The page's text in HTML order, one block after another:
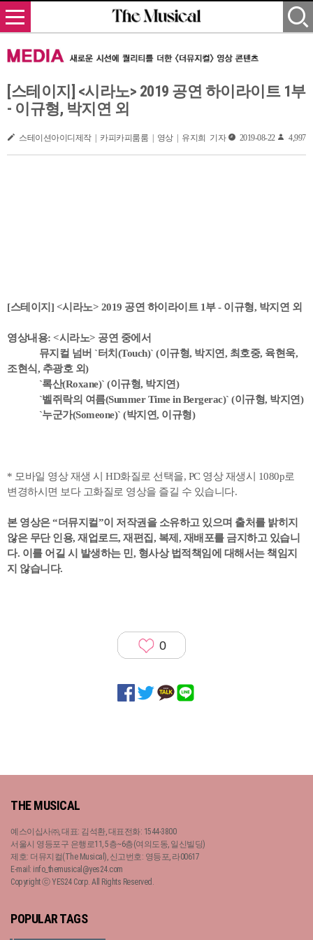
[스테이지] <시라노> 2019 공연 하이라이트 1부
- 이규형, 박지연 외
스테이션아이디제작 | 카피카피룸룸 | 영상 | 유지희 기자 2019-08-22 4,997
[스테이지] <시라노> 2019 공연 하이라이트 1부 - 이규형, 박지연 외
영상내용: <시라노> 공연 중에서
뮤지컬 넘버 `터치(Touch)` (이규형, 박지연, 최호중, 육현욱,
조현식, 추광호 외)
`록산(Roxane)` (이규형, 박지연)
`벨쥐락의 여름(Summer Time in Bergerac)` (이규형, 박지연)
`누군가(Someone)` (박지연, 이규형)
* 모바일 영상 재생 시 HD화질로 선택을, PC 영상 재생시 1080p로
변경하시면 보다 고화질로 영상을 즐길 수 있습니다.
본 영상은 “더뮤지컬”이 저작권을 소유하고 있으며 출처를 밝히지
않은 무단 인용, 재업로드, 재편집, 복제, 재배포를 금지하고 있습니
다. 이를 어길 시 발생하는 민, 형사상 법적책임에 대해서는 책임지
지 않습니다.
0
THE MUSICAL
예스이십사㈜, 대표: 김석환, 대표전화: 1544-3800
서울시 영등포구 은행로11, 5층~6층(여의도동, 일신빌딩)
제호: 더뮤지컬(The Musical), 신고번호: 영등포, 라00617
E-mail: info_themusical@yes24.com
Copyright ⓒ YES24 Corp. All Rights Reserved.
POPULAR TAGS